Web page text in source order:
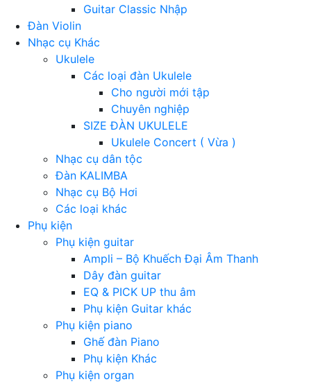
Guitar Classic Nhập
Đàn Violin
Nhạc cụ Khác
Ukulele
Các loại đàn Ukulele
Cho người mới tập
Chuyên nghiệp
SIZE ĐÀN UKULELE
Ukulele Concert ( Vừa )
Nhạc cụ dân tộc
Đàn KALIMBA
Nhạc cụ Bộ Hơi
Các loại khác
Phụ kiện
Phụ kiện guitar
Ampli – Bộ Khuếch Đại Âm Thanh
Dây đàn guitar
EQ & PICK UP thu âm
Phụ kiện Guitar khác
Phụ kiện piano
Ghế đàn Piano
Phụ kiện Khác
Phụ kiện organ